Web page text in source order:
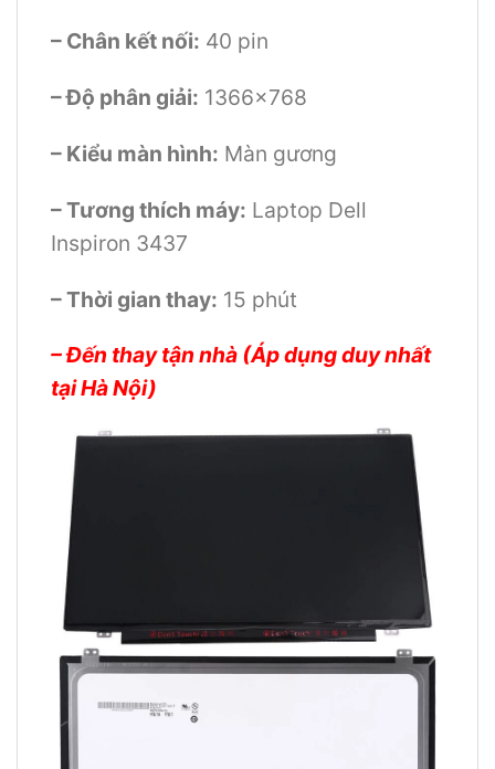
– Chân kết nối: 40 pin
– Độ phân giải: 1366×768
– Kiểu màn hình: Màn gương
– Tương thích máy: Laptop Dell
Inspiron 3437
– Thời gian thay: 15 phút
– Đến thay tận nhà (Áp dụng duy nhất
tại Hà Nội)